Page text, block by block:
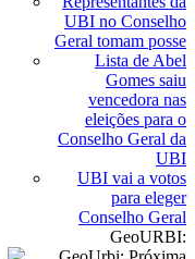
UBI no Conselho
Geral tomam posse
Lista de Abel
Gomes saiu
vencedora nas
eleições para o
Conselho Geral da
UBI
UBI vai a votos
para eleger
Conselho Geral
GeoURBI: